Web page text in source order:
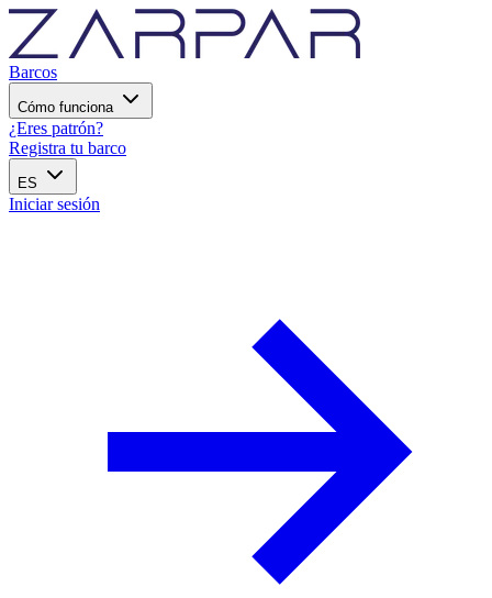
Barcos
Cómo funciona
¿Eres patrón?
Registra tu barco
ES
Iniciar sesión